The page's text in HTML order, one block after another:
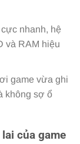
nhanh, hệ
và RAM hiệu
game vừa ghi
không sợ ổ
của game